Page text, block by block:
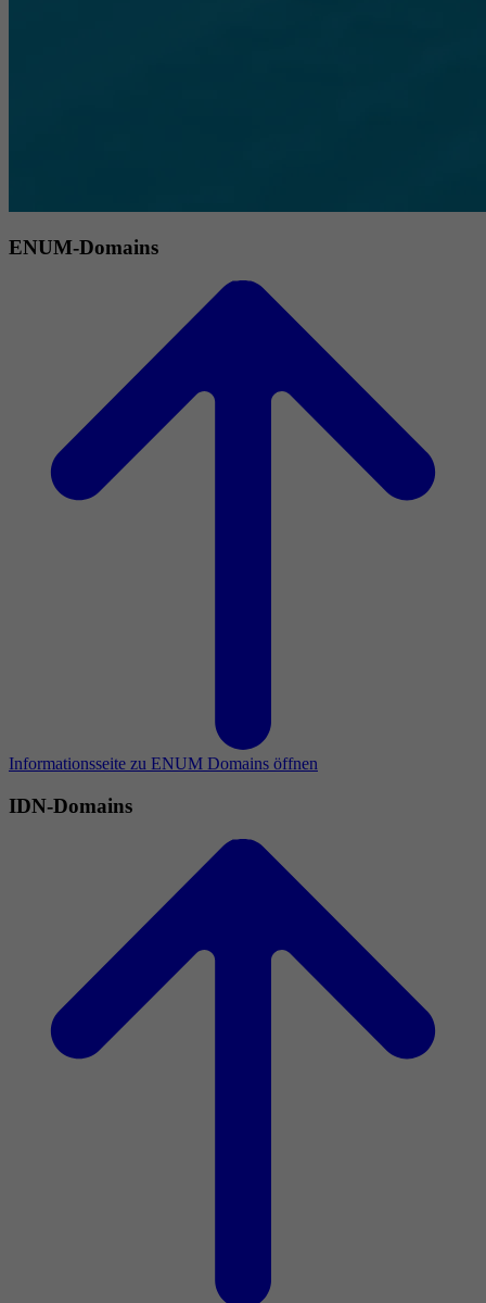
ENUM-Domains
Informationsseite zu ENUM Domains öffnen
IDN-Domains